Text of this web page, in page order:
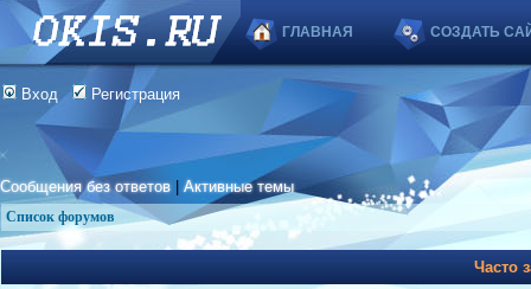
ГЛАВНАЯ СОЗДАТЬ
Вход Регистрация
Сообщения без ответов |Активные темы
Список форумов
Часто